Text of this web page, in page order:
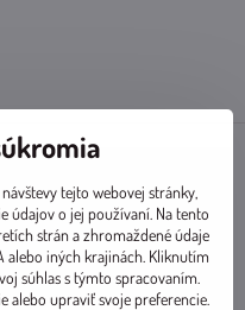
tejto webovej stránky,
údajov o jej používaní. Na tento
strán a zhromaždené údaje
alebo iných krajinách. Kliknutím
súhlas s týmto spracovaním.
alebo upraviť svoje preferencie.